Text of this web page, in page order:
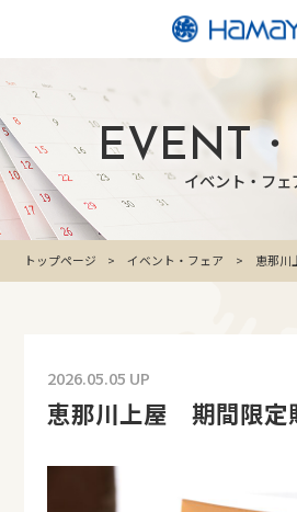
EVENT
イベント・フェ
トップページ イベント・フェア 恵那
2026.05.05 UP
恵那川上屋 期間限定